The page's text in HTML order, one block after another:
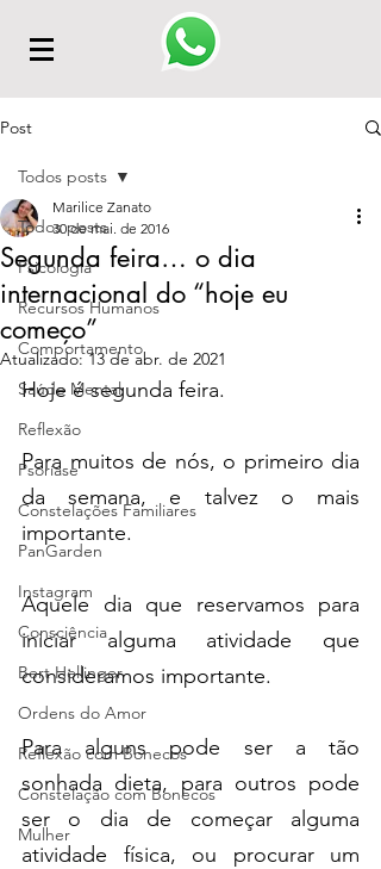
Post
Todos posts
Psicologia
Recursos Humanos
Comportamento
Saúde Mental
Reflexão
Psoríase
Constelações Familiares
PanGarden
Instagram
Consciência
Bert Hellinger
Ordens do Amor
Reflexão com Bonecos
Constelação com Bonecos
Mulher
Todos posts
Segunda feira… o dia
internacional do “hoje eu
começo”
Marilice Zanato
30 de mai. de 2016
Atualizado:13 de abr. de 2021
Hoje é segunda feira.
Para muitos de nós, o primeiro dia
da semana, e talvez o mais
importante.
Aquele dia que reservamos para
iniciar alguma atividade que
consideramos importante.
Para alguns pode ser a tão
sonhada dieta, para outros pode
ser o dia de começar alguma
atividade física, ou procurar um